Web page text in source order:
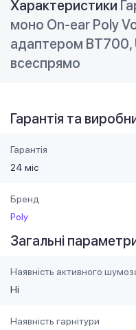
Характеристики
моно On-ear Poly
адаптером BT700,
всеспрямо
Гарантія та
Гарантія
24 міс
Бренд
Poly
Загальні
Наявність активного
Ні
Наявність гарнітури